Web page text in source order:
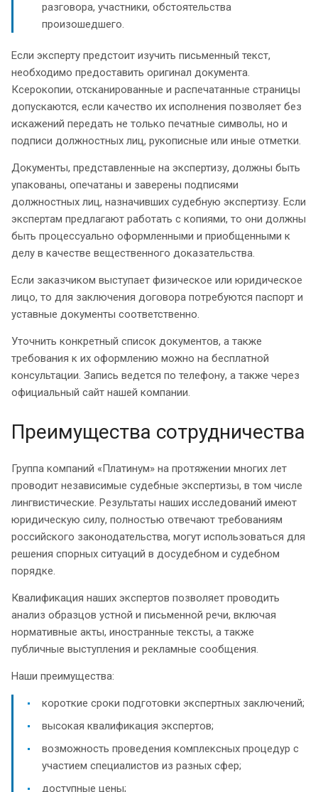
разговора, участники, обстоятельства
произошедшего.
Если эксперту предстоит изучить письменный текст,
необходимо предоставить оригинал документа.
Ксерокопии, отсканированные и распечатанные страницы
допускаются, если качество их исполнения позволяет без
искажений передать не только печатные символы, но и
подписи должностных лиц, рукописные или иные отметки.
Документы, представленные на экспертизу, должны быть
упакованы, опечатаны и заверены подписями
должностных лиц, назначивших судебную экспертизу. Если
экспертам предлагают работать с копиями, то они должны
быть процессуально оформленными и приобщенными к
делу в качестве вещественного доказательства.
Если заказчиком выступает физическое или юридическое
лицо, то для заключения договора потребуются паспорт и
уставные документы соответственно.
Уточнить конкретный список документов, а также
требования к их оформлению можно на бесплатной
консультации. Запись ведется по телефону, а также через
официальный сайт нашей компании.
Преимущества сотрудничества
Группа компаний «Платинум» на протяжении многих лет
проводит независимые судебные экспертизы, в том числе
лингвистические. Результаты наших исследований имеют
юридическую силу, полностью отвечают требованиям
российского законодательства, могут использоваться для
решения спорных ситуаций в досудебном и судебном
порядке.
Квалификация наших экспертов позволяет проводить
анализ образцов устной и письменной речи, включая
нормативные акты, иностранные тексты, а также
публичные выступления и рекламные сообщения.
Наши преимущества:
короткие сроки подготовки экспертных заключений;
высокая квалификация экспертов;
возможность проведения комплексных процедур с
участием специалистов из разных сфер;
доступные цены;